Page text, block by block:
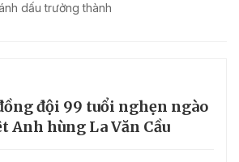
dấu trưởng thành
đội 99 tuổi nghẹn ngào
Anh hùng La Văn Cầu